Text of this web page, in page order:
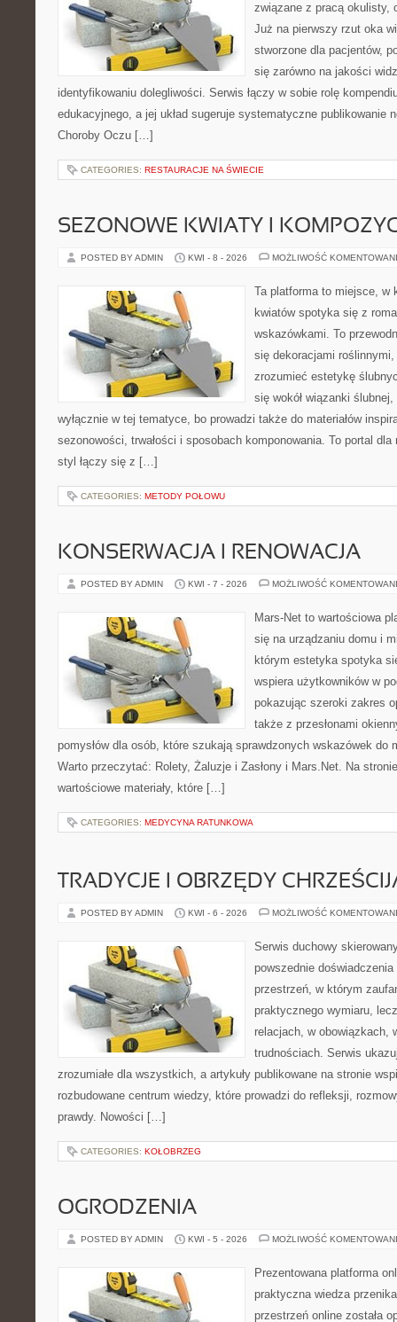
związane z pracą okulisty,
Już na pierwszy rzut oka
stworzone dla pacjentów,
się zarówno na jakości
identyfikowaniu dolegliwości. Serwis łączy w sobie rolę
edukacyjnego, a jej układ sugeruje systematyczne publikowanie
Choroby Oczu […]
CATEGORIES: RESTAURACJE NA ŚWIECIE
SEZONOWE KWIATY I
POSTED BY ADMIN KWI - 8 - 2026 MOŻLIWOŚĆ
Ta platforma to miejsce, w
kwiatów spotyka się z
wskazówkami. To
się dekoracjami
zrozumieć estetykę
się wokół wiązanki
wyłącznie w tej tematyce, bo prowadzi także do materiałów
sezonowości, trwałości i sposobach komponowania. To portal
styl łączy się z […]
CATEGORIES: METODY POŁOWU
KONSERWACJA I RENOWACJA
POSTED BY ADMIN KWI - 7 - 2026 MOŻLIWOŚĆ
Mars-Net to wartościowa
się na urządzaniu domu i
którym estetyka spotyka
wspiera użytkowników w
pokazując szeroki zakres
także z przesłonami
pomysłów dla osób, które szukają sprawdzonych wskazówek do
Warto przeczytać: Rolety, Żaluzje i Zasłony i Mars.Net. Na
wartościowe materiały, które […]
CATEGORIES: MEDYCYNA RATUNKOWA
TRADYCJE I OBRZĘDY
POSTED BY ADMIN KWI - 6 - 2026 MOŻLIWOŚĆ
Serwis duchowy
powszednie
przestrzeń, w którym
praktycznego wymiaru,
relacjach, w obowiązkach,
trudnościach. Serwis
zrozumiałe dla wszystkich, a artykuły publikowane na stronie
rozbudowane centrum wiedzy, które prowadzi do refleksji,
prawdy. Nowości […]
CATEGORIES: KOŁOBRZEG
OGRODZENIA
POSTED BY ADMIN KWI - 5 - 2026 MOŻLIWOŚĆ
Prezentowana platforma
praktyczna wiedza
przestrzeń online została